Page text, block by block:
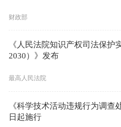
财政部
《人民法院知识产权司法保
2030）》发布
最高人民法院
《科学技术活动违规行为调查
日起施行